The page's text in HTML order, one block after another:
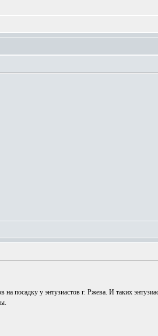
посадку у энтузиастов г. Ржева. И таких